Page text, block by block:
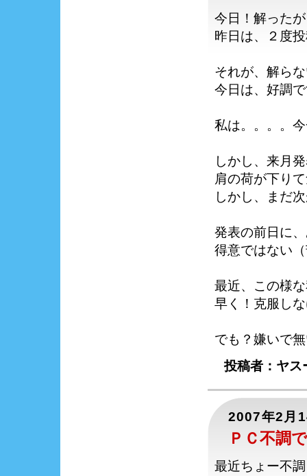
今日！解った
昨日は、２度
それが、解ら
今日は、好調
私は。。。。
しかし、来月
肩の荷が下り
しかし、まだ
発表の前日に
得意ではない
最近、この様
早く！克服し
でも？嫌いで
投稿者：ヤ
2007年2月
ＰＣ不調
最近ちょー不